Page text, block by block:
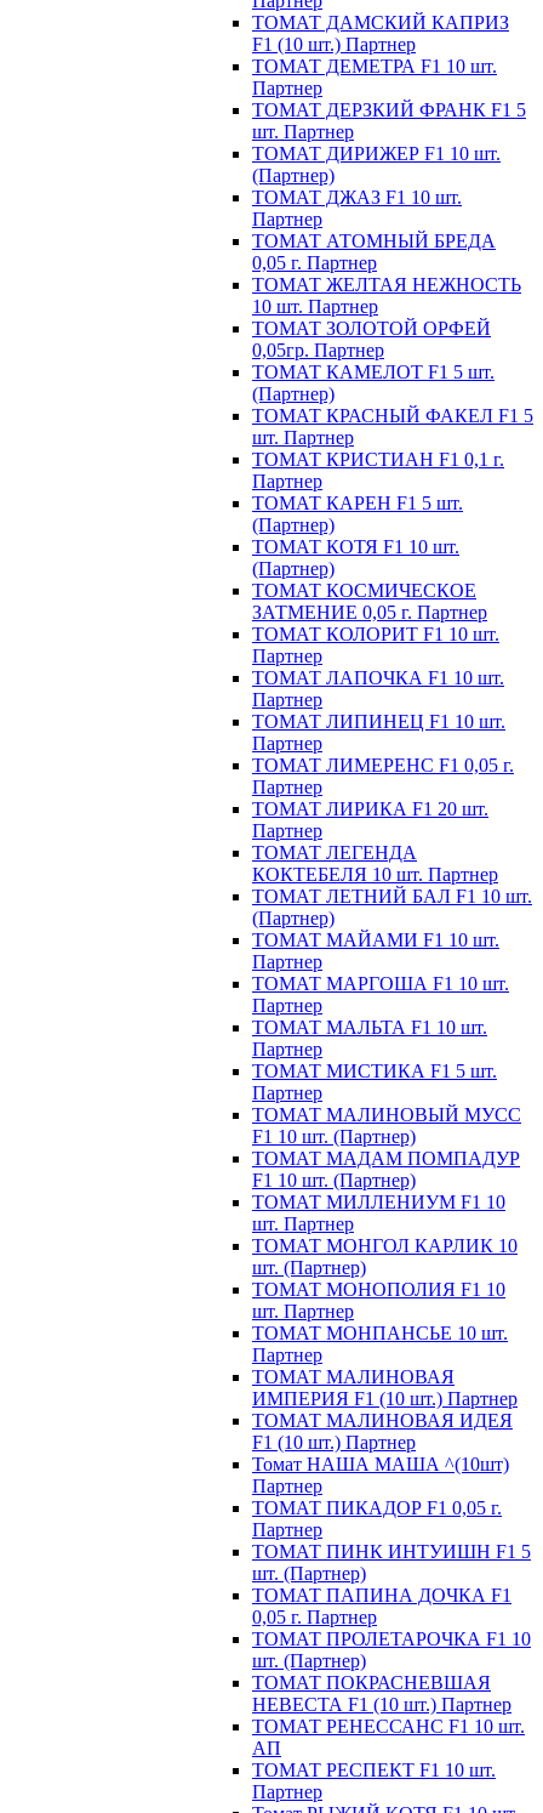
ТОМАТ ДАМСКИЙ КАПРИЗ
F1 (10 шт.) Партнер
ТОМАТ ДЕМЕТРА F1 10 шт.
Партнер
ТОМАТ ДЕРЗКИЙ ФРАНК F1 5
шт. Партнер
ТОМАТ ДИРИЖЕР F1 10 шт.
(Партнер)
ТОМАТ ДЖАЗ F1 10 шт.
Партнер
ТОМАТ АТОМНЫЙ БРЕДА
0,05 г. Партнер
ТОМАТ ЖЕЛТАЯ НЕЖНОСТЬ
10 шт. Партнер
ТОМАТ ЗОЛОТОЙ ОРФЕЙ
0,05гр. Партнер
ТОМАТ КАМЕЛОТ F1 5 шт.
(Партнер)
ТОМАТ КРАСНЫЙ ФАКЕЛ F1 5
шт. Партнер
ТОМАТ КРИСТИАН F1 0,1 г.
Партнер
ТОМАТ КАРЕН F1 5 шт.
(Партнер)
ТОМАТ КОТЯ F1 10 шт.
(Партнер)
ТОМАТ КОСМИЧЕСКОЕ
ЗАТМЕНИЕ 0,05 г. Партнер
ТОМАТ КОЛОРИТ F1 10 шт.
Партнер
ТОМАТ ЛАПОЧКА F1 10 шт.
Партнер
ТОМАТ ЛИПИНЕЦ F1 10 шт.
Партнер
ТОМАТ ЛИМЕРЕНС F1 0,05 г.
Партнер
ТОМАТ ЛИРИКА F1 20 шт.
Партнер
ТОМАТ ЛЕГЕНДА
КОКТЕБЕЛЯ 10 шт. Партнер
ТОМАТ ЛЕТНИЙ БАЛ F1 10 шт.
(Партнер)
ТОМАТ МАЙАМИ F1 10 шт.
Партнер
ТОМАТ МАРГОША F1 10 шт.
Партнер
ТОМАТ МАЛЬТА F1 10 шт.
Партнер
ТОМАТ МИСТИКА F1 5 шт.
Партнер
ТОМАТ МАЛИНОВЫЙ МУСС
F1 10 шт. (Партнер)
ТОМАТ МАДАМ ПОМПАДУР
F1 10 шт. (Партнер)
ТОМАТ МИЛЛЕНИУМ F1 10
шт. Партнер
ТОМАТ МОНГОЛ КАРЛИК 10
шт. (Партнер)
ТОМАТ МОНОПОЛИЯ F1 10
шт. Партнер
ТОМАТ МОНПАНСЬЕ 10 шт.
Партнер
ТОМАТ МАЛИНОВАЯ
ИМПЕРИЯ F1 (10 шт.) Партнер
ТОМАТ МАЛИНОВАЯ ИДЕЯ
F1 (10 шт.) Партнер
Томат НАША МАША ^(10шт)
Партнер
ТОМАТ ПИКАДОР F1 0,05 г.
Партнер
ТОМАТ ПИНК ИНТУИШН F1 5
шт. (Партнер)
ТОМАТ ПАПИНА ДОЧКА F1
0,05 г. Партнер
ТОМАТ ПРОЛЕТАРОЧКА F1 10
шт. (Партнер)
ТОМАТ ПОКРАСНЕВШАЯ
НЕВЕСТА F1 (10 шт.) Партнер
ТОМАТ РЕНЕССАНС F1 10 шт.
АП
ТОМАТ РЕСПЕКТ F1 10 шт.
Партнер